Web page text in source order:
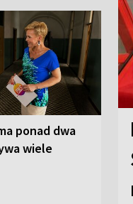
ponad dwa
wiele